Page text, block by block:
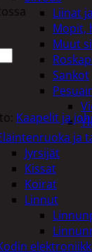
Liinat
Mopit,
Muut
Sankot
ja
Jyrsijät
Kissat
Koirat
Linnut
Kaapelit ja